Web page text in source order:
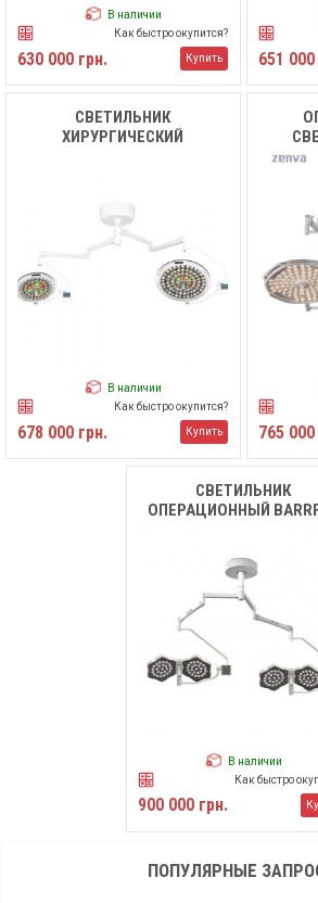
В наличии
Как быстро окупится?
630 000 грн. Купить 651
СВЕТИЛЬНИК
ХИРУРГИЧЕСКИЙ
В наличии
Как быстро окупится?
678 000 грн. Купить 765
СВЕТИЛЬНИК
ОПЕРАЦИОННЫЙ
В наличии
Как быстро
900 000 грн.
ПОПУЛЯРНЫЕ